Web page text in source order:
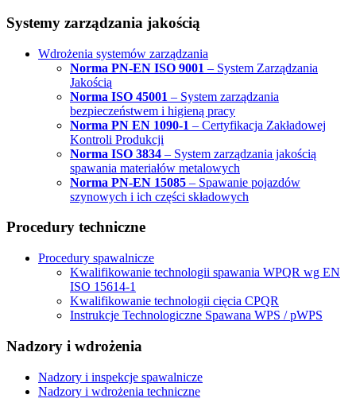
Systemy zarządzania jakością
Wdrożenia systemów zarządzania
Norma PN-EN ISO 9001 – System Zarządzania
Jakością
Norma ISO 45001 – System zarządzania
bezpieczeństwem i higieną pracy
Norma PN EN 1090-1 – Certyfikacja Zakładowej
Kontroli Produkcji
Norma ISO 3834 – System zarządzania jakością
spawania materiałów metalowych
Norma PN-EN 15085 – Spawanie pojazdów
szynowych i ich części składowych
Procedury techniczne
Procedury spawalnicze
Kwalifikowanie technologii spawania WPQR wg EN
ISO 15614-1
Kwalifikowanie technologii cięcia CPQR
Instrukcje Technologiczne Spawana WPS / pWPS
Nadzory i wdrożenia
Nadzory i inspekcje spawalnicze
Nadzory i wdrożenia techniczne